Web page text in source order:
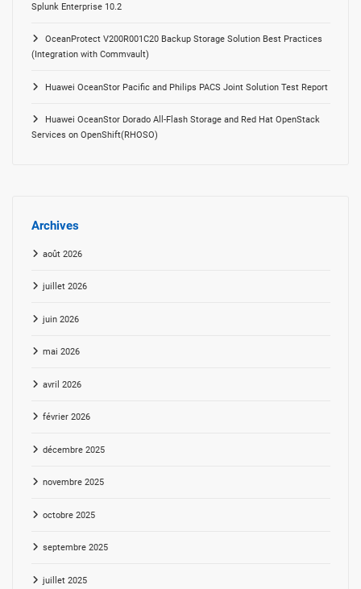
Splunk Enterprise 10.2
OceanProtect V200R001C20 Backup Storage Solution Best Practices
(Integration with Commvault)
Huawei OceanStor Pacific and Philips PACS Joint Solution Test Report
Huawei OceanStor Dorado All-Flash Storage and Red Hat OpenStack
Services on OpenShift(RHOSO)
Archives
août 2026
juillet 2026
juin 2026
mai 2026
avril 2026
février 2026
décembre 2025
novembre 2025
octobre 2025
septembre 2025
juillet 2025